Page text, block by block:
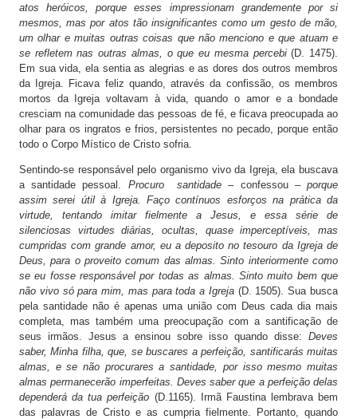
atos heróicos, porque esses impressionam grandemente por si
mesmos, mas por atos tão insignificantes como um gesto de mão,
um olhar e muitas outras coisas que não menciono e que atuam e
se refletem nas outras almas, o que eu mesma percebi(D. 1475).
Em sua vida, ela sentia as alegrias e as dores dos outros membros
da Igreja. Ficava feliz quando, através da confissão, os membros
mortos da Igreja voltavam à vida, quando o amor e a bondade
cresciam na comunidade das pessoas de fé, e ficava preocupada ao
olhar para os ingratos e frios, persistentes no pecado, porque então
todo o Corpo Místico de Cristo sofria.
Sentindo-se responsável pelo organismo vivo da Igreja, ela buscava
a santidade pessoal. Procuro santidade – confessou –porque
assim serei útil à Igreja. Faço contínuos esforços na prática da
virtude, tentando imitar fielmente a Jesus, e essa série de
silenciosas virtudes diárias, ocultas, quase imperceptíveis, mas
cumpridas com grande amor, eu a deposito no tesouro da Igreja de
Deus, para o proveito comum das almas. Sinto interiormente como
se eu fosse responsável por todas as almas. Sinto muito bem que
não vivo só para mim, mas para toda a Igreja (D. 1505). Sua busca
pela santidade não é apenas uma união com Deus cada dia mais
completa, mas também uma preocupação com a santificação de
seus irmãos. Jesus a ensinou sobre isso quando disse: Deves
saber, Minha filha, que, se buscares a perfeição, santificarás muitas
almas, e se não procurares a santidade, por isso mesmo muitas
almas permanecerão imperfeitas. Deves saber que a perfeição delas
dependerá da tua perfeição (D.1165). Irmã Faustina lembrava bem
das palavras de Cristo e as cumpria fielmente. Portanto, quando